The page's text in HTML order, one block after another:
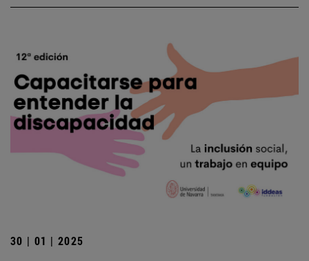
30 | 01 | 2025